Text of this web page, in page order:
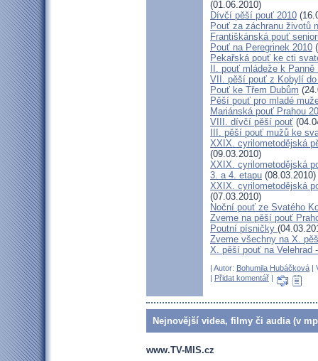
(01.06.2010)
Dívčí pěší pouť 2010
Pouť za záchranu životů
Františkánská pouť
Pouť na Peregrinek 2010
Pekařská pouť ke cti
II. pouť mládeže k
VII. pěší pouť z Kobylí
Pouť ke Třem Dubům
Pěší pouť pro mladé
Mariánská pouť Prahou
VIII. dívčí pěší pouť
III. pěší pouť mužů ke
XXIX. cyrilometodějská
(09.03.2010)
XXIX. cyrilometodějská
3. a 4. etapu (08.03.2010)
XXIX. cyrilometodějská
(07.03.2010)
Noční pouť ze Svatého
Zveme na pěší pouť
Poutní písničky
Zveme všechny na X.
X. pěší pouť na Velehrad
| Autor: Bohumila Hubáčková |
| Přidat komentář |
Nejnovější videa, filmy či audia (v
www.TV-MIS.cz